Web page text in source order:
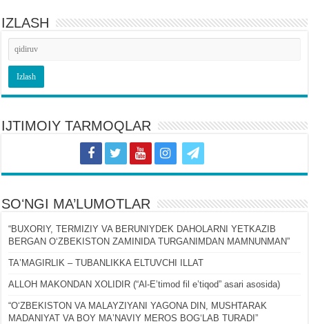
IZLASH
IJTIMOIY TARMOQLAR
SOʻNGI MA’LUMOTLAR
“BUXORIY, TERMIZIY VA BERUNIYDEK DAHOLARNI YETKAZIB
BERGAN OʻZBEKISTON ZAMINIDA TURGANIMDAN MAMNUNMAN”
TAʼMAGIRLIK – TUBANLIKKA ELTUVCHI ILLAT
ALLOH MAKONDAN XOLIDIR (“Al-Eʼtimod fil eʼtiqod” asari asosida)
“OʻZBEKISTON VA MALAYZIYANI YAGONA DIN, MUSHTARAK
MADANIYAT VA BOY MAʼNAVIY MEROS BOGʻLAB TURADI”